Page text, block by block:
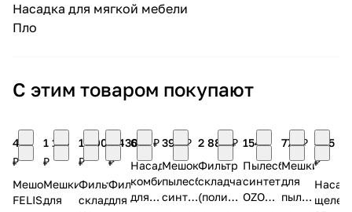
Насадка для мягкой мебели
Пло
С этим товаром покупают
490
₽
Мешок
FELISATTI
1 110
₽
Мешки
для
1 300
₽
Фильтр
складчатый
2 430
₽
Фильтр
для
610 ₽
Насадка
комбинированная
для
390 ₽
Мешок-
пылесборник
синтетический
2 880 ₽
Фильтр
складчатый
(полиэстер)
154 ₽
Пылесборник
синтетический
OZONE
775 ₽
Мешки
для
пылесоса
405
₽